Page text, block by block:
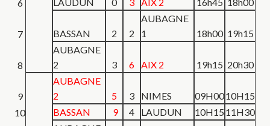
6
7 BASSAN 2 2
AUBAGNE
1
18h00 19h15
8
AUBAGNE
2
3 6 AIX 2 19h15 20h30
9
AUBAGNE
2
5 3 NIMES 09H0010H15
10
BASSAN 9 4 LAUDUN 10H15 11H30